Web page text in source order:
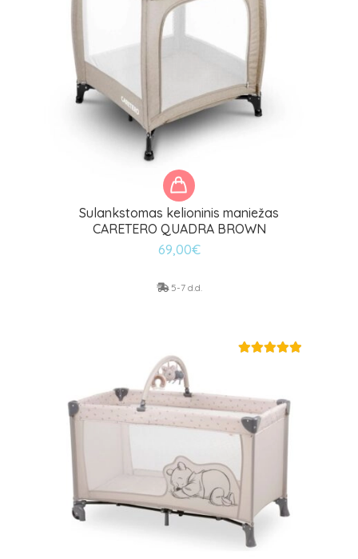
Sulankstomas kelioninis maniežas
CARETERO QUADRA BROWN
69,00€
5-7 d.d.